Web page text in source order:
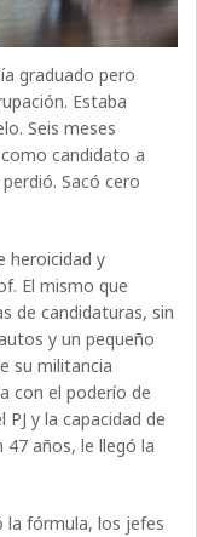
graduado pero
Estaba
Seis meses
candidato a
Sacó cero
heroicidad y
El mismo que
de candidaturas, sin
y un pequeño
su militancia
con el poderío de
y la capacidad de
años, le llegó la
la fórmula, los jefes